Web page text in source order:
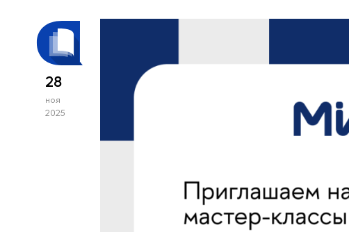
28
ноя
2025